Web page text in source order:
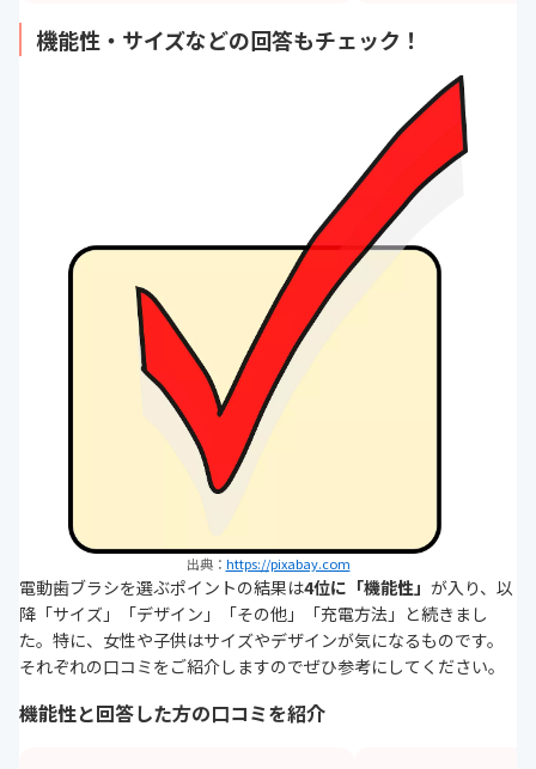
機能性・サイズなどの回答もチェック！
出典： https://pixabay.com
電動歯ブラシを選ぶポイントの結果は4位に「機能性」 が入り、以
降「サイズ」「デザイン」「その他」「充電方法」と続きまし
た。特に、女性や子供はサイズやデザインが気になるものです。
それぞれの口コミをご紹介しますのでぜひ参考にしてください。
機能性と回答した方の口コミを紹介